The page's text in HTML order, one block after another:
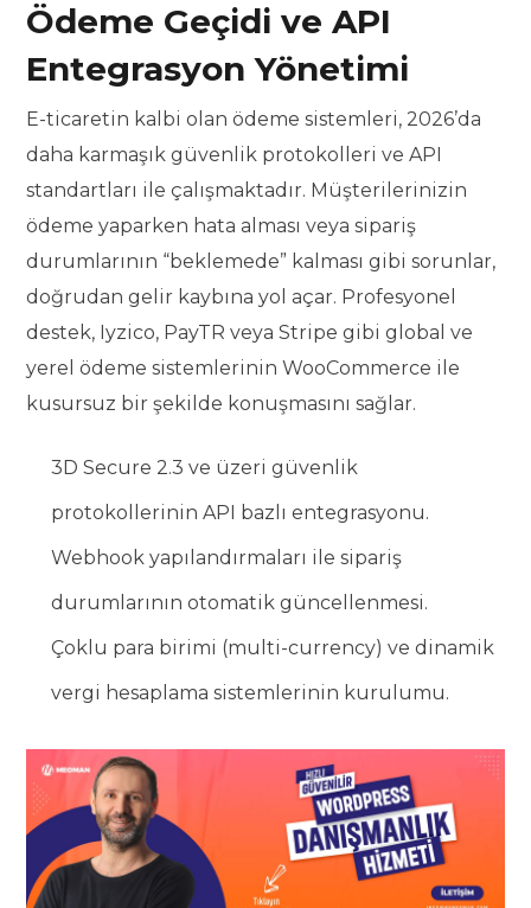
Ödeme Geçidi ve API
Entegrasyon Yönetimi
E-ticaretin kalbi olan ödeme sistemleri, 2026’da
daha karmaşık güvenlik protokolleri ve API
standartları ile çalışmaktadır. Müşterilerinizin
ödeme yaparken hata alması veya sipariş
durumlarının “beklemede” kalması gibi sorunlar,
doğrudan gelir kaybına yol açar. Profesyonel
destek, Iyzico, PayTR veya Stripe gibi global ve
yerel ödeme sistemlerinin WooCommerce ile
kusursuz bir şekilde konuşmasını sağlar.
3D Secure 2.3 ve üzeri güvenlik
protokollerinin API bazlı entegrasyonu.
Webhook yapılandırmaları ile sipariş
durumlarının otomatik güncellenmesi.
Çoklu para birimi (multi-currency) ve dinamik
vergi hesaplama sistemlerinin kurulumu.